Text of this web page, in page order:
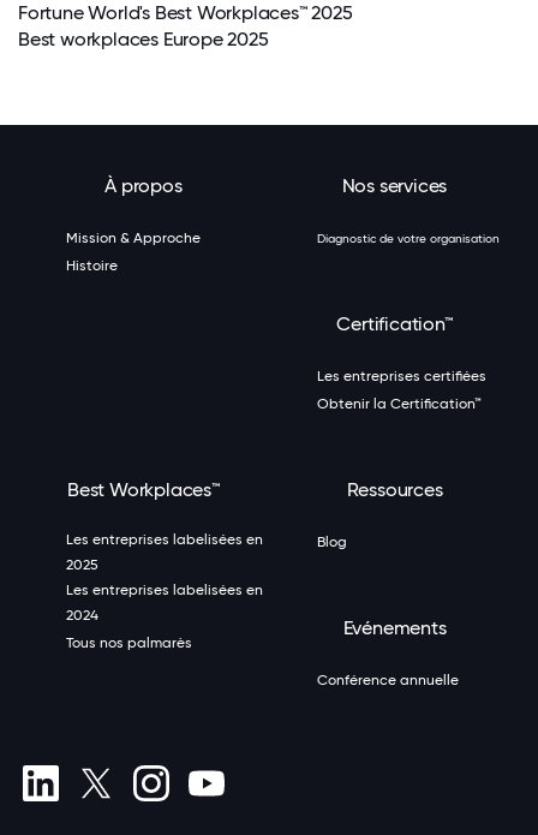
Fortune World's Best Workplaces™ 2025
Best workplaces Europe 2025
À propos
Mission & Approche
Histoire
Nos services
Diagnostic de votre organisation
Certification™
Les entreprises certifiées
Obtenir la Certification™
Best Workplaces™
Les entreprises labelisées en
2025
Les entreprises labelisées en
2024
Tous nos palmarès
Ressources
Blog
Evénements
Conférence annuelle